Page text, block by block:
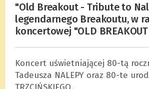
"Old Breakout - Tribute to
legendarnego Breakoutu, w
koncertowej "OLD
Koncert uświetniającej 80-tą
Tadeusza NALEPY oraz 80-te